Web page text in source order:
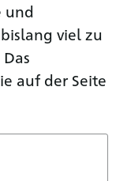
und
viel zu
auf der Seite